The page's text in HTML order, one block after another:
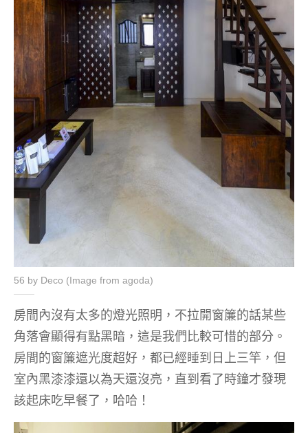
56 by Deco (Image from agoda)
房間內沒有太多的燈光照明，不拉開窗簾的話某些
角落會顯得有點黑暗，這是我們比較可惜的部分。
房間的窗簾遮光度超好，都已經睡到日上三竿，但
室內黑漆漆還以為天還沒亮，直到看了時鐘才發現
該起床吃早餐了，哈哈！